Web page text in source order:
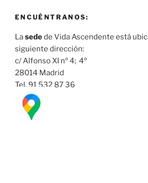
ENCUÉNTRANOS:
Lasedede Vida Ascendente está
siguiente dirección:
c/ Alfonso XI nº 4; 4º
28014 Madrid
Tel. 91 532 87 36